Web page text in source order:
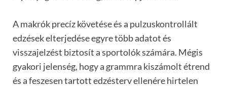
A makrók precíz követése és a pulzuskontrollált
edzések elterjedése egyre több adatot és
visszajelzést biztosít a sportolók számára. Mégis
gyakori jelenség, hogy a grammra kiszámolt étrend
és a feszesen tartott edzésterv ellenére hirtelen